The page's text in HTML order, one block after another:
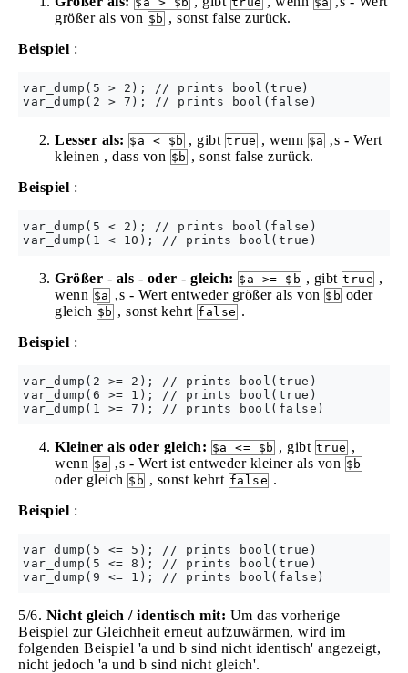
größer als von $b , sonst false zurück.
Beispiel :
var_dump(5 > 2); // prints bool(true)
Lesser als: $a < $b , gibt true , wenn $a ‚s - Wert
kleinen , dass von $b , sonst false zurück.
Beispiel :
var_dump(5 < 2); // prints bool(false)
Größer - als - oder - gleich: $a >= $b , gibt true ,
wenn $a ‚s - Wert entweder größer als von $b oder
gleich $b , sonst kehrt false .
Beispiel :
var_dump(2 >= 2); // prints bool(true)
var_dump(6 >= 1); // prints bool(true)
Kleiner als oder gleich: $a <= $b , gibt true ,
wenn $a ‚s - Wert ist entweder kleiner als von $b
oder gleich $b , sonst kehrt false .
Beispiel :
var_dump(5 <= 5); // prints bool(true)
var_dump(5 <= 8); // prints bool(true)
5/6. Nicht gleich / identisch mit: Um das vorherige
Beispiel zur Gleichheit erneut aufzuwärmen, wird im
folgenden Beispiel 'a und b sind nicht identisch' angezeigt,
nicht jedoch 'a und b sind nicht gleich'.